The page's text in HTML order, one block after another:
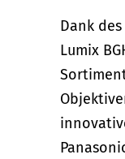
Dank
Lumix